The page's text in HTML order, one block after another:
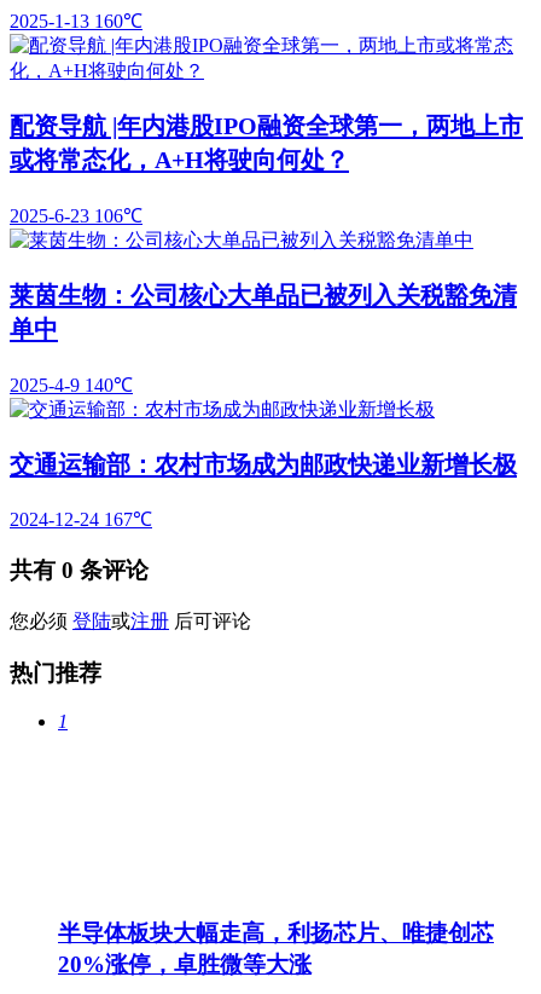
2025-1-13 160℃
配资导航 |年内港股IPO融资全球第一，两地上市
或将常态化，A+H将驶向何处？
2025-6-23 106℃
莱茵生物：公司核心大单品已被列入关税豁免清
单中
2025-4-9 140℃
交通运输部：农村市场成为邮政快递业新增长极
2024-12-24 167℃
共有 0 条评论
您必须 登陆或注册 后可评论
热门推荐
1
半导体板块大幅走高，利扬芯片、唯捷创芯
20%涨停，卓胜微等大涨